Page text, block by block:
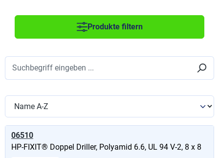
Produkte filtern
06510
HP-FIXIT® Doppel Driller, Polyamid 6.6, UL 94 V-2, 8 x 8